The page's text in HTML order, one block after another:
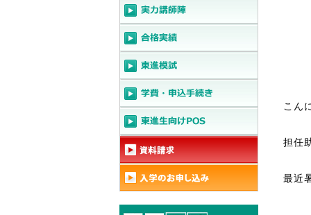
こん
担任
最近